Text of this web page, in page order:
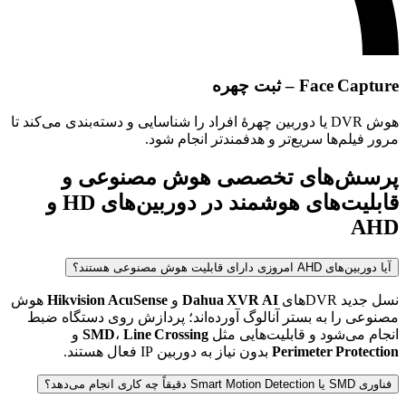
Face Capture – ثبت چهره
هوش DVR یا دوربین چهرهٔ افراد را شناسایی و دسته‌بندی می‌کند تا
مرور فیلم‌ها سریع‌تر و هدفمندتر انجام شود.
پرسش‌های تخصصی هوش مصنوعی و
قابلیت‌های هوشمند در دوربین‌های HD و
AHD
آیا دوربین‌های AHD امروزی دارای قابلیت هوش مصنوعی هستند؟
نسل جدید DVRهای Dahua XVR AI و Hikvision AcuSense هوش
مصنوعی را به بستر آنالوگ آورده‌اند؛ پردازش روی دستگاه ضبط
انجام می‌شود و قابلیت‌هایی مثل
SMD، Line Crossing
و
Perimeter Protection بدون نیاز به دوربین IP فعال هستند.
فناوری SMD یا Smart Motion Detection دقیقاً چه کاری انجام می‌دهد؟